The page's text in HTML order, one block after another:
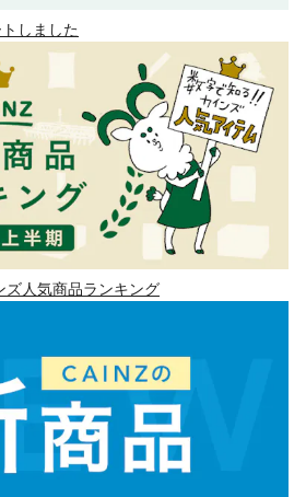
しました
ズ人気商品ランキング